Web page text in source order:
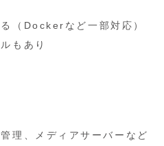
（Dockerなど一部対応）
もあり
理、メディアサーバーなど